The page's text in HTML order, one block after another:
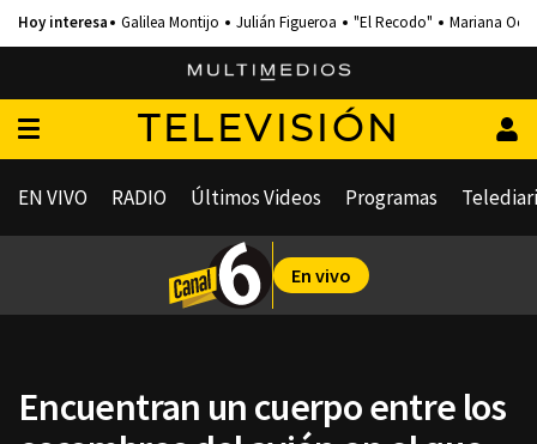
Galilea Montijo Julián Figueroa "El Recodo" Mariana
TELEVISIÓN
EN VIVO RADIO Últimos Videos Programas
En vivo
Encuentran un cuerpo entre los